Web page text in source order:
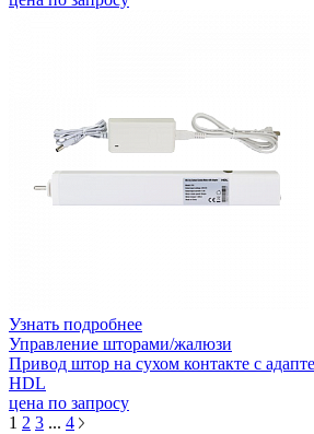
Узнать подробнее
Управление шторами/жалюзи
Привод штор на сухом контакте с
HDL
цена по запросу
1 2 3 ... 4